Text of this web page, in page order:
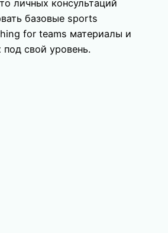
личных консультаций
базовые sports
for teams материалы и
под свой уровень.